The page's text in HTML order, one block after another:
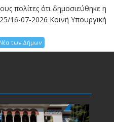
πολίτες ότι δημοσιεύθηκε η
16-07-2026 Κοινή Υπουργική
Νέα των Δήμων